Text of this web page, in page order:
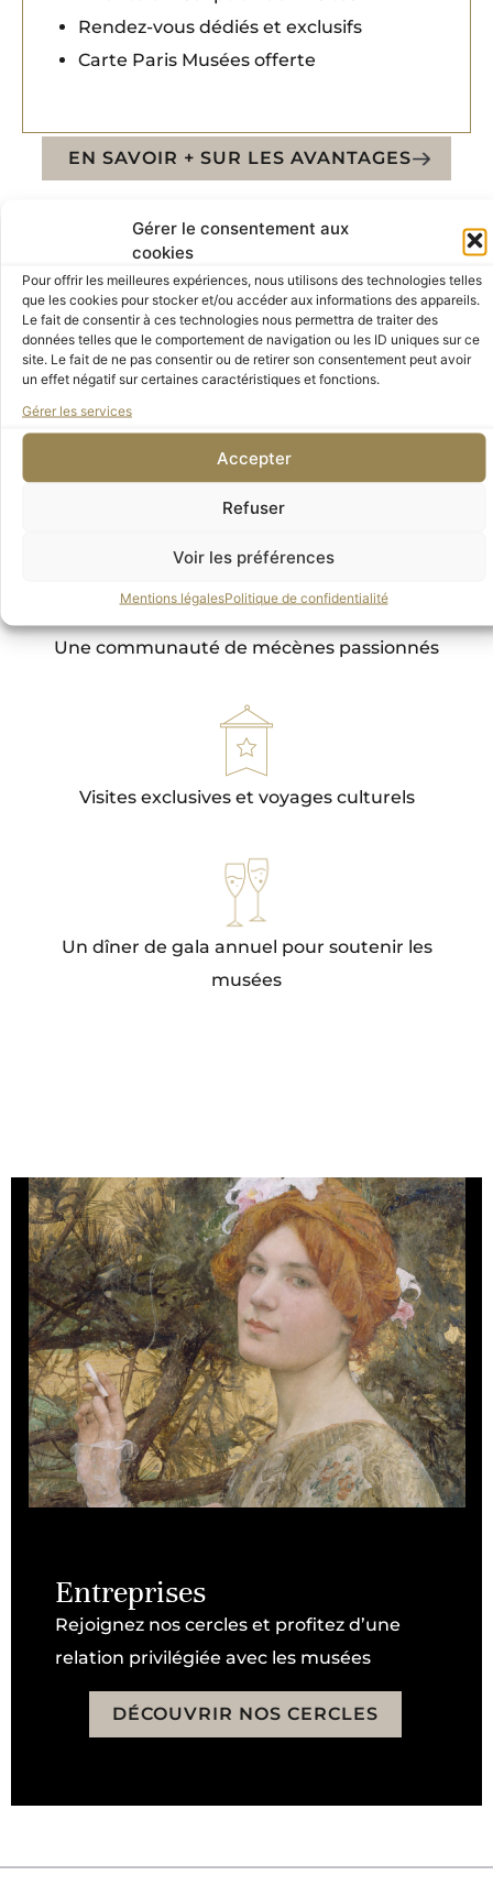
Gérer le consentement aux
cookies
Pour offrir les meilleures expériences, nous utilisons des technologies telles
que les cookies pour stocker et/ou accéder aux informations des appareils.
Le fait de consentir à ces technologies nous permettra de traiter des
données telles que le comportement de navigation ou les ID uniques sur ce
site. Le fait de ne pas consentir ou de retirer son consentement peut avoir
un effet négatif sur certaines caractéristiques et fonctions.
Gérer les services
Accepter
Refuser
Voir les préférences
Mentions légalesPolitique de confidentialité
EN SAVOIR + SUR LES AVANTAGES
Rendez-vous dédiés et exclusifs
Carte Paris Musées offerte
Devenir membre
Premier soutien aux musées d’Orsay et de
Une communauté de mécènes passionnés
Visites exclusives et voyages culturels
Un dîner de gala annuel pour soutenir les
musées
Entreprises
Rejoignez nos cercles et profitez d’une
relation privilégiée avec les musées
DÉCOUVRIR NOS CERCLES